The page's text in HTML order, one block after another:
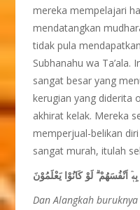
mereka mempelajari
mendatangkan
tidak pula
Subhanahu wa Ta’ala.
sangat besar yang
kerugian yang diderita
akhirat kelak. Mereka
memperjual-belikan
sangat murah, itulah
اَنْفُسَهُمْ ۗ لَوْ كَانُوْا يَعْلَمُوْنَ
Dan Alangkah